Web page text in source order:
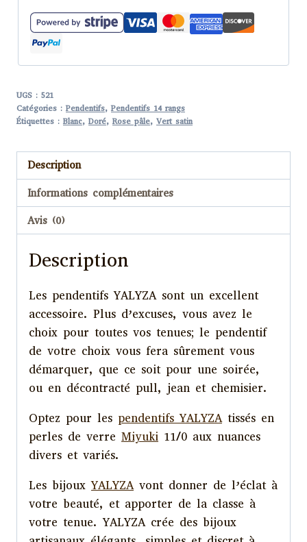
NGo'
-
14
perles
UGS : 521
Catégories : Pendentifs, Pendentifs 14 rangs
Étiquettes : Blanc, Doré, Rose pâle, Vert satin
Description
Informations complémentaires
Avis (0)
Description
Les pendentifs YALYZA sont un excellent
accessoire. Plus d’excuses, vous avez le
choix pour toutes vos tenues; le pendentif
de votre choix vous fera sûrement vous
démarquer, que ce soit pour une soirée,
ou en décontracté pull, jean et chemisier.
Optez pour les pendentifs YALYZAtissés en
perles de verre Miyuki 11/0 aux nuances
divers et variés.
Les bijouxYALYZAvont donner de l’éclat à
votre beauté, et apporter de la classe à
votre tenue. YALYZA crée des bijoux